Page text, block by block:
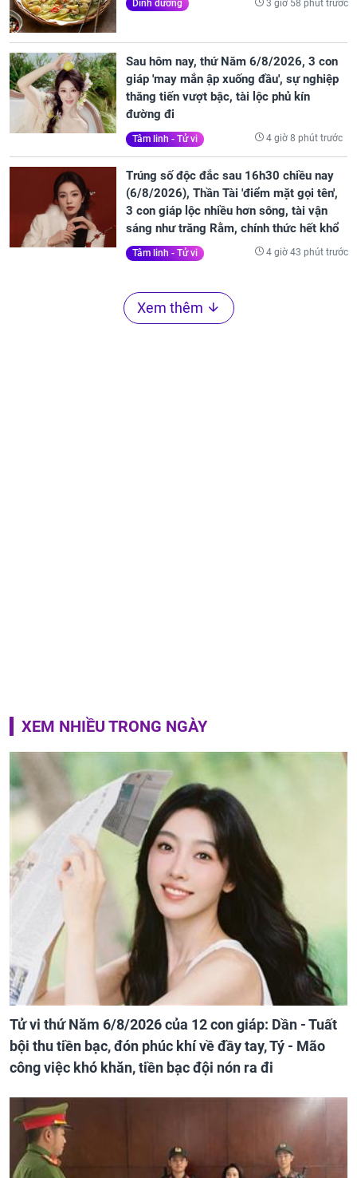
Dinh dưỡng 3 giờ 58 phút trước
Sau hôm nay, thứ Năm 6/8/2026, 3 con
giáp 'may mắn ập xuống đầu', sự nghiệp
thăng tiến vượt bậc, tài lộc phủ kín
đường đi
Tâm linh - Tử vi 4 giờ 8 phút trước
Trúng số độc đắc sau 16h30 chiều nay
(6/8/2026), Thần Tài 'điểm mặt gọi tên',
3 con giáp lộc nhiều hơn sông, tài vận
sáng như trăng Rằm, chính thức hết khổ
Tâm linh - Tử vi 4 giờ 43 phút trước
Xem thêm
XEM NHIỀU TRONG NGÀY
Tử vi thứ Năm 6/8/2026 của 12 con giáp: Dần - Tuất
bội thu tiền bạc, đón phúc khí về đầy tay, Tý - Mão
công việc khó khăn, tiền bạc đội nón ra đi